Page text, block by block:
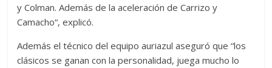
y Colman. Además de la aceleración de Carrizo y
Camacho“, explicó.
Además el técnico del equipo auriazul aseguró que “los
clásicos se ganan con la personalidad, juega mucho lo